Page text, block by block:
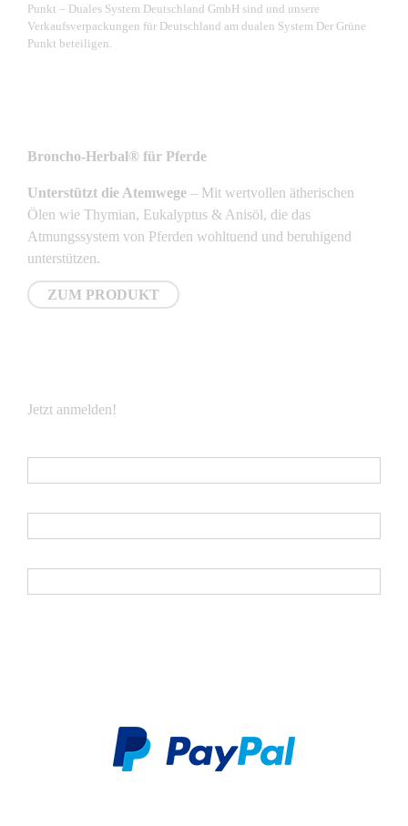
Punkt – Duales System Deutschland GmbH sind und unsere
Verkaufsverpackungen für Deutschland am dualen System Der Grüne
Punkt beteiligen.
Broncho-Herbal® für Pferde
Unterstützt die Atemwege – Mit wertvollen ätherischen
Ölen wie Thymian, Eukalyptus & Anisöl, die das
Atmungssystem von Pferden wohltuend und beruhigend
unterstützen.
ZUM PRODUKT
Jetzt anmelden!